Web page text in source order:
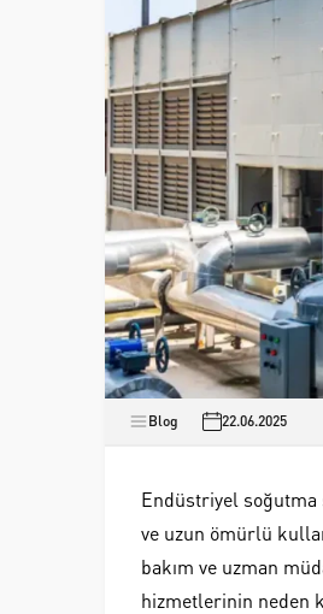
Blog 22.06.2025
Endüstriyel
ve uzun ömürlü
bakım ve uzman
hizmetlerinin neden